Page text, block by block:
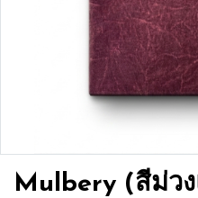
Mulbery (สีม่ว